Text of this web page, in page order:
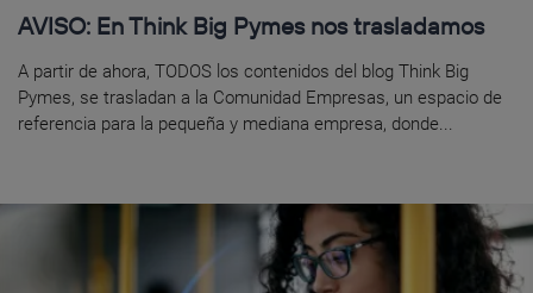
AVISO: En Think Big Pymes nos trasladamos
A partir de ahora, TODOS los contenidos del blog Think Big
Pymes, se trasladan a la Comunidad Empresas, un espacio de
referencia para la pequeña y mediana empresa, donde...